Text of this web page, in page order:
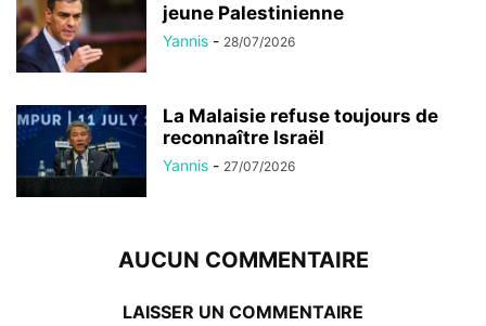
jeune Palestinienne
Yannis - 28/07/2026
La Malaisie refuse toujours de
reconnaître Israël
Yannis - 27/07/2026
AUCUN COMMENTAIRE
LAISSER UN COMMENTAIRE